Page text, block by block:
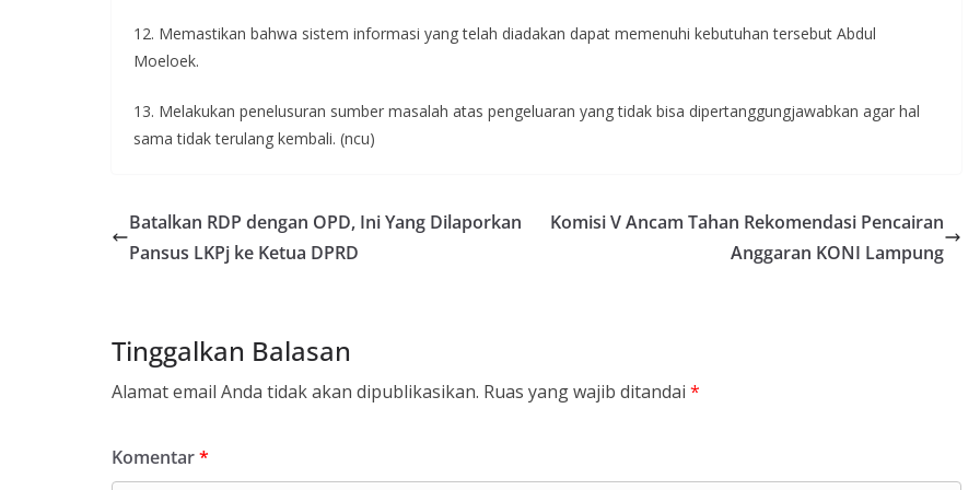
12. Memastikan bahwa sistem informasi yang telah diadakan dapat memenuhi kebutuhan tersebut Abdul
Moeloek.
13. Melakukan penelusuran sumber masalah atas pengeluaran yang tidak bisa dipertanggungjawabkan agar hal
sama tidak terulang kembali. (ncu)
Batalkan RDP dengan OPD, Ini Yang Dilaporkan
Pansus LKPj ke Ketua DPRD
Komisi V Ancam Tahan Rekomendasi Pencairan
Anggaran KONI Lampung
Tinggalkan Balasan
Alamat email Anda tidak akan dipublikasikan. Ruas yang wajib ditandai *
Komentar*